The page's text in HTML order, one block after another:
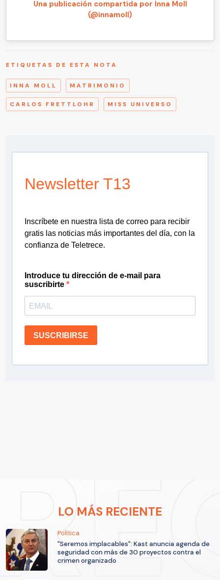
Una publicación compartida por Inna Moll
(@innamoll)
ETIQUETAS DE ESTA NOTA
INNA MOLL MATRIMONIO
CARLOS FRETTLOHR MISS UNIVERSO
Newsletter T13
Inscríbete en nuestra lista de correo para recibir
gratis las noticias más importantes del día, con la
confianza de Teletrece.
Introduce tu dirección de e-mail para
suscribirte
SUSCRIBIRSE
LO MÁS RECIENTE
Política
"Seremos implacables": Kast anuncia agenda de
seguridad con más de 30 proyectos contra el
crimen organizado